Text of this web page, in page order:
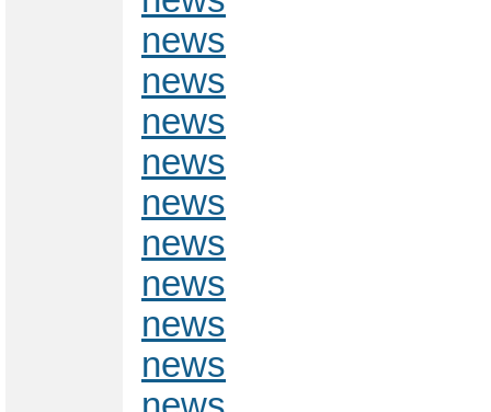
news
news
news
news
news
news
news
news
news